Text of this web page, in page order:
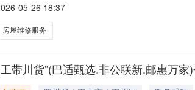
公司；报价金额（折扣）87%；得分：98.05分；
05-26 18:37
房屋维修服务
带川货”(巴适甄选.非公联新.邮惠万